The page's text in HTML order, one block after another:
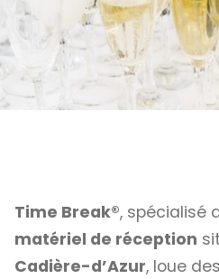
Time Break®, spécialisé
matériel de réception
Cadière-d’Azur, loue des